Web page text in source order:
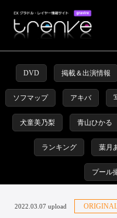
DVD 掲載＆出演情報
ソフマップ アキバ
犬童美乃梨 青山ひかる
ランキング 葉月
プール
2022.03.07 upload